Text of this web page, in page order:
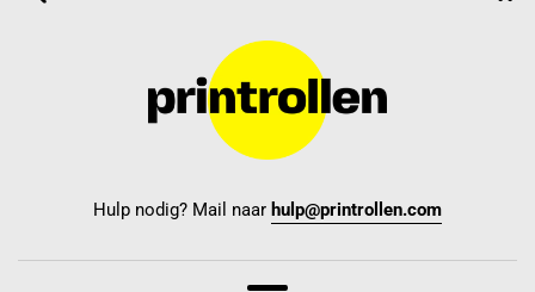
Hulp nodig? Mail naar hulp@printrollen.com